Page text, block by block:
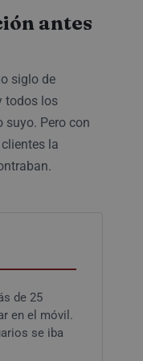
antes
siglo de
todos los
suyo. Pero con
la
de 25
en el móvil.
se iba